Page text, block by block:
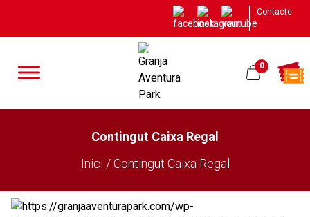
Contacte
0
Contingut Caixa Regal
Inici / Contingut Caixa Regal